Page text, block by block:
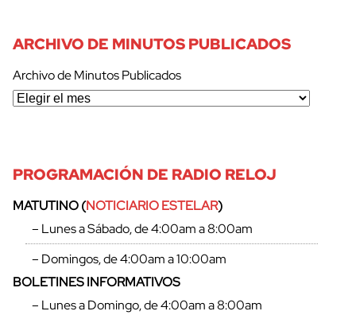
ARCHIVO DE MINUTOS PUBLICADOS
Archivo de Minutos Publicados
PROGRAMACIÓN DE RADIO RELOJ
MATUTINO (NOTICIARIO ESTELAR)
– Lunes a Sábado, de 4:00am a 8:00am
– Domingos, de 4:00am a 10:00am
BOLETINES INFORMATIVOS
– Lunes a Domingo, de 4:00am a 8:00am